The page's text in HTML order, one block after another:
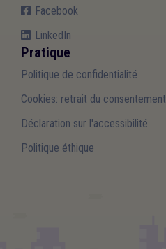
Facebook
LinkedIn
Pratique
Politique de confidentialité
Cookies: retrait du consentement
Déclaration sur l'accessibilité
Politique éthique